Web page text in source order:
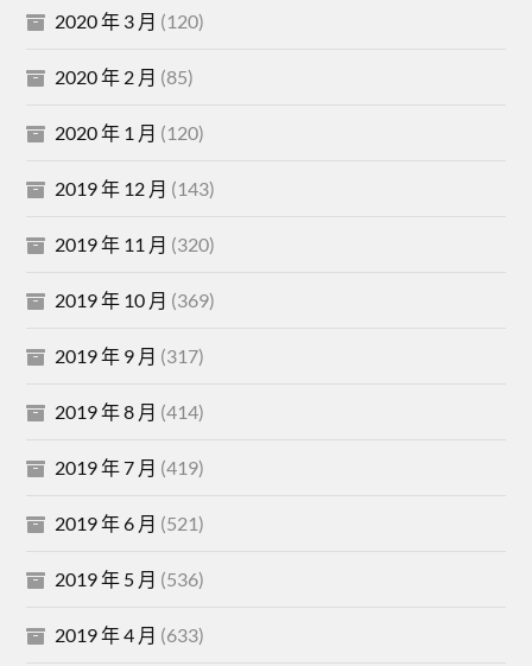
2020 年 3 月 (120)
2020 年 2 月 (85)
2020 年 1 月 (120)
2019 年 12 月 (143)
2019 年 11 月 (320)
2019 年 10 月 (369)
2019 年 9 月 (317)
2019 年 8 月 (414)
2019 年 7 月 (419)
2019 年 6 月 (521)
2019 年 5 月 (536)
2019 年 4 月 (633)